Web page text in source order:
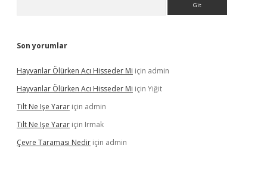
Son yorumlar
Hayvanlar Ölürken Acı Hisseder Mi için admin
Hayvanlar Ölürken Acı Hisseder Mi için Yiğit
Tilt Ne Işe Yarar için admin
Tilt Ne Işe Yarar için Irmak
Çevre Taraması Nedir için admin